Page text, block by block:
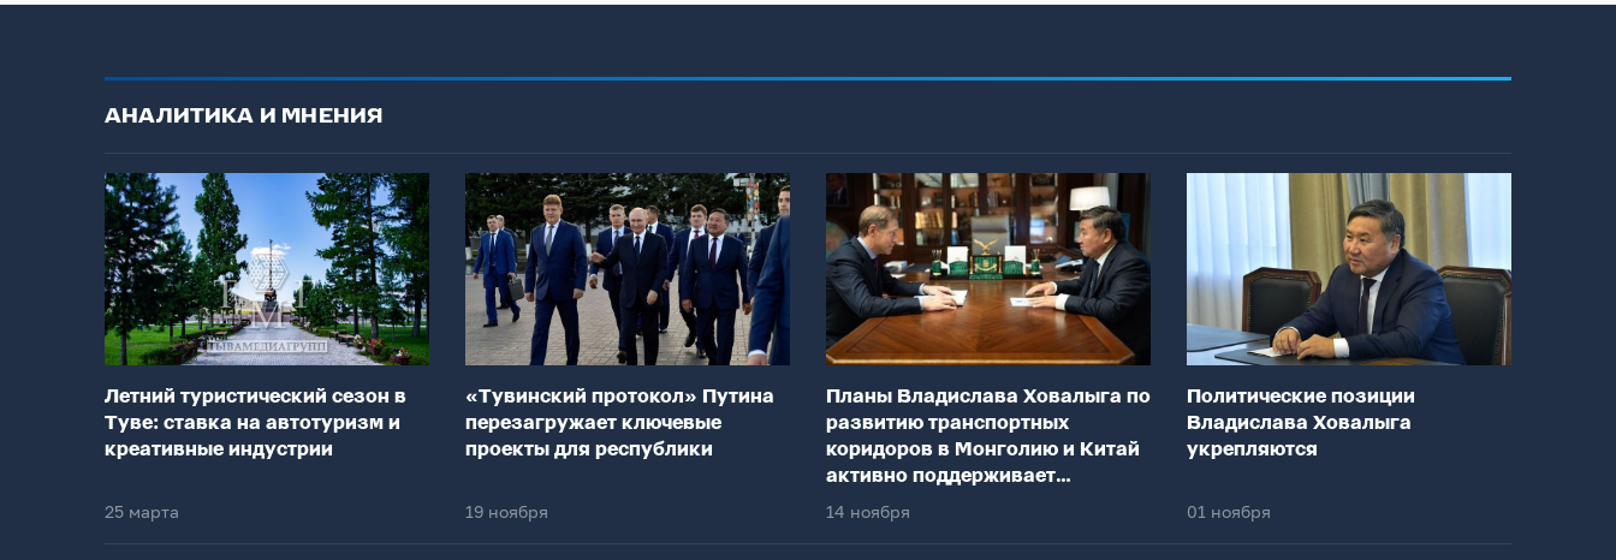
АНАЛИТИКА И МНЕНИЯ
Летний туристический сезон в
Туве: ставка на автотуризм и
креативные индустрии
25 марта
«Тувинский протокол» Путина
перезагружает ключевые
проекты для республики
19 ноября
Планы Владислава Ховалыга по
развитию транспортных
коридоров в Монголию и Китай
активно поддерживает
федеральный центр
14 ноября
Политические позиции
Владислава Ховалыга
укрепляются
01 ноября